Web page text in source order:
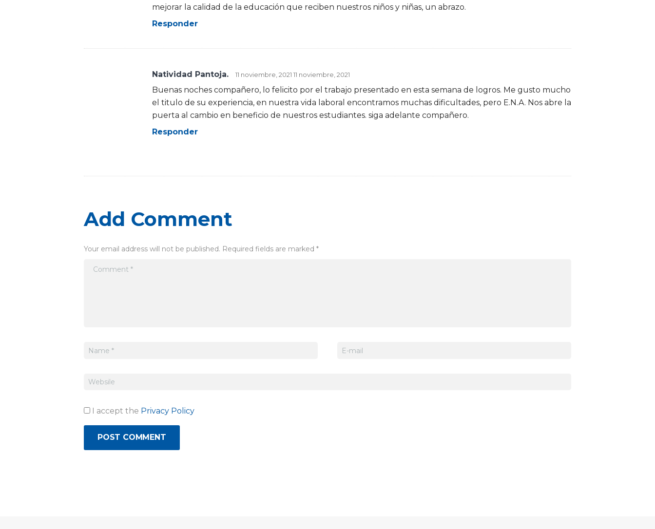
mejorar la calidad de la educación que reciben nuestros niños y niñas, un abrazo.
Responder
Natividad Pantoja. 11 noviembre, 2021 11 noviembre, 2021
Buenas noches compañero, lo felicito por el trabajo presentado en esta semana de logros. Me gusto mucho
el titulo de su experiencia, en nuestra vida laboral encontramos muchas dificultades, pero E.N.A. Nos abre la
puerta al cambio en beneficio de nuestros estudiantes. siga adelante compañero.
Responder
Add Comment
Your email address will not be published. Required fields are marked *
I accept the Privacy Policy